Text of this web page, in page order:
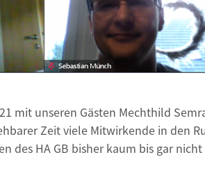
mit unseren Gästen Mechthild
Zeit viele Mitwirkende in den
des HA GB bisher kaum bis gar